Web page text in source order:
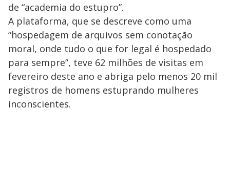
de “academia do estupro”.
A plataforma, que se descreve como uma
“hospedagem de arquivos sem conotação
moral, onde tudo o que for legal é hospedado
para sempre”, teve 62 milhões de visitas em
fevereiro deste ano e abriga pelo menos 20 mil
registros de homens estuprando mulheres
inconscientes.